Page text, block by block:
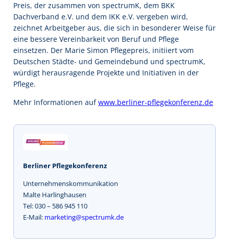
Preis, der zusammen von spectrumK, dem BKK
Dachverband e.V. und dem IKK e.V. vergeben wird,
zeichnet Arbeitgeber aus, die sich in besonderer Weise für
eine bessere Vereinbarkeit von Beruf und Pflege
einsetzen. Der Marie Simon Pflegepreis, initiiert vom
Deutschen Städte- und Gemeindebund und spectrumK,
würdigt herausragende Projekte und Initiativen in der
Pflege.
Mehr Informationen aufwww.berliner-pflegekonferenz.de
Berliner Pflegekonferenz
Unternehmenskommunikation
Malte Harlinghausen
Tel: 030 – 586 945 110
E-Mail: marketing@spectrumk.de